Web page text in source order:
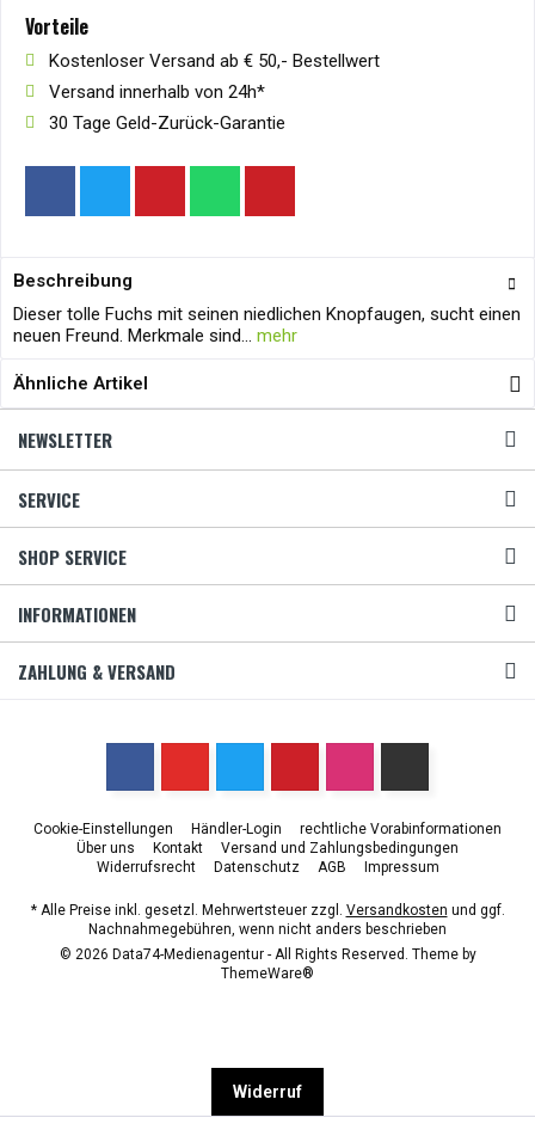
Vorteile
Kostenloser Versand ab € 50,- Bestellwert
Versand innerhalb von 24h*
30 Tage Geld-Zurück-Garantie
Beschreibung
Dieser tolle Fuchs mit seinen niedlichen Knopfaugen, sucht einen
neuen Freund. Merkmale sind... mehr
Ähnliche Artikel
NEWSLETTER
SERVICE
SHOP SERVICE
INFORMATIONEN
ZAHLUNG & VERSAND
Cookie-Einstellungen Händler-Login
rechtliche Vorabinformationen
Über uns
Kontakt
Versand und Zahlungsbedingungen
Widerrufsrecht
Datenschutz AGB Impressum
* Alle Preise inkl. gesetzl. Mehrwertsteuer zzgl. Versandkosten und ggf.
Nachnahmegebühren, wenn nicht anders beschrieben
© 2026 Data74-Medienagentur - All Rights Reserved. Theme by
ThemeWare®
Widerruf